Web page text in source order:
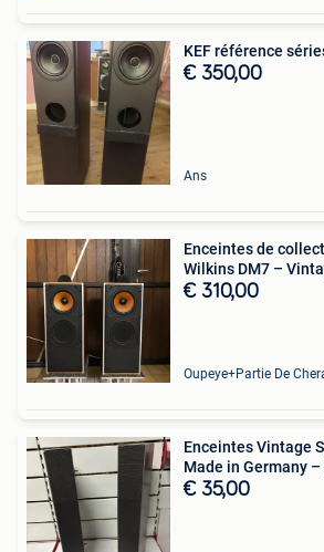
KEF référence
€ 350,00
Ans
Enceintes de
Wilkins DM7 –
€ 310,00
Enceintes Vintage
Made in Germany –
€ 35,00